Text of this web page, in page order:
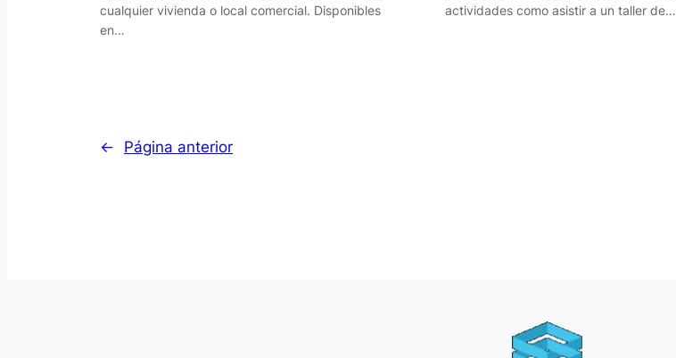
cualquier vivienda o local comercial. Disponibles
en…
actividades como asistir a un taller de…
← Página anterior